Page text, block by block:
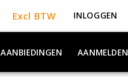
Excl BTW INLOGGEN
AANBIEDINGEN AANMELDEN